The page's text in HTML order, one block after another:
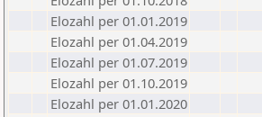
Elozahl per 01.01.2019
Elozahl per 01.04.2019
Elozahl per 01.07.2019
Elozahl per 01.10.2019
Elozahl per 01.01.2020